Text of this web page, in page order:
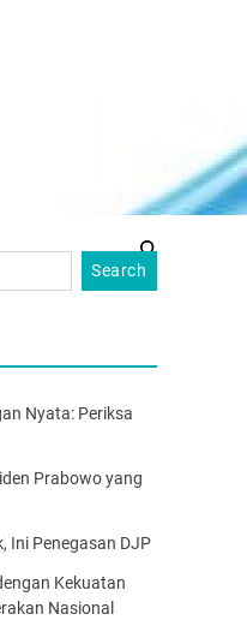
Nyata: Periksa
Prabowo yang
Ini Penegasan DJP
Kekuatan
Nasional